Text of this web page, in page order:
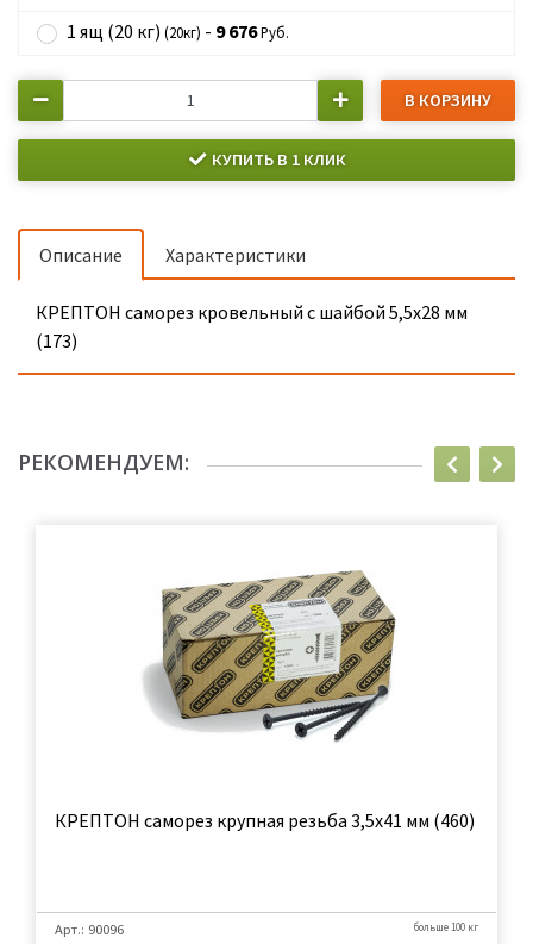
1 ящ (20 кг) (20кг) - 9 676Руб.
В КОРЗИНУ
КУПИТЬ В 1 КЛИК
Описание Характеристики
КРЕПТОН саморез кровельный с шайбой 5,5х28 мм
(173)
РЕКОМЕНДУЕМ:
КРЕПТОН саморез крупная резьба 3,5х41 мм (460)
Арт.: 90096 больше 100 кг